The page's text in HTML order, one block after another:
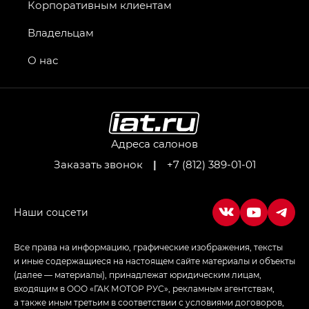
GT, Джи Эль — GL
GS4 — Джи Эс 4 (GS4) в комплектациях Джи Би
привод — GB AWD, Джи Эль Полный привод —
Джи Ти — GT, Джи Икс — GX,
Джи Икс ПРЕМИУМ — GX PREMIUM, ЛАУНЖ —
Empow — Эмпау (Empow) в комплектации
Адреса салонов
Заказать звонок
| +7 (812) 389-01-01
Корпоративным клиентам
Владельцам
О нас
Все права на информацию, графические изображения, тексты
и иные содержащиеся на настоящем сайте материалы и объекты
(далее — материалы), принадлежат юридическим лицам,
входящим в ООО «ГАК МОТОР РУС», рекламным агентствам,
а также иным третьим в соответствии с условиями договоров,